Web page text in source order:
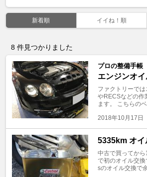
新着順 イイね！順
8 件見つかりました
プロの整備手帳
エンジンオ
ファクトリーで
やRECSなどの作
ます。 こちらの
2018年10月17日
5335km オイ
中古で買ってか
で初のオイル交
sのオイル交換で